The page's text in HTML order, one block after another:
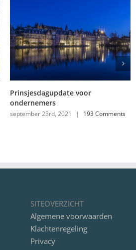
Prinsjesdag, welke
zijn er voor ondernemers?
september 29th, 2020 | 242
Algemene voorwaarden
Klachtenregeling
Privacy
Contact